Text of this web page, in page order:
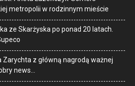
metropolii w rodzinnym mieście
ze Skarżyska po ponad 20 latach.
z główną nagrodą ważnej
news…